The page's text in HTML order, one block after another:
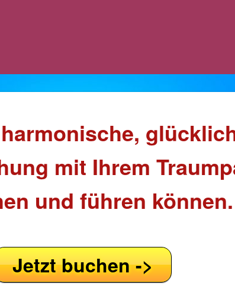
mit Ihrem
und führen können.
Jetzt buchen ->